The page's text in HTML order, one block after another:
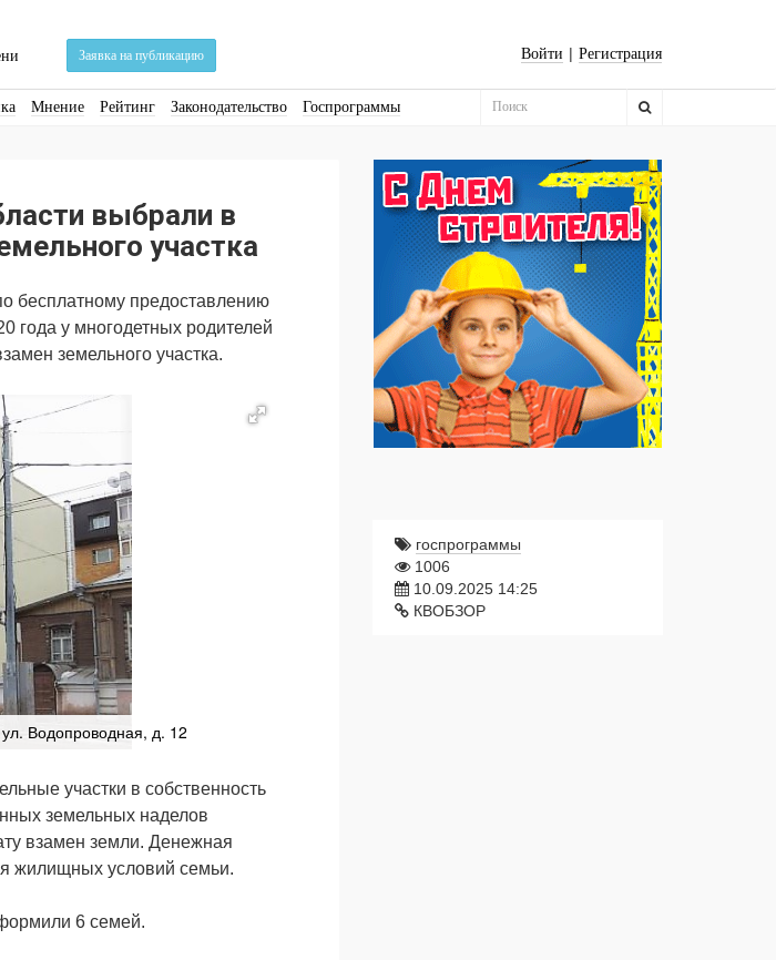
Заявка на публикацию Войти | Регистрация
Мнение Рейтинг Законодательство Госпрограммы
выбрали в
участка
бесплатному предоставлению
года у многодетных родителей
земельного участка.
Водопроводная, д. 12
участки в собственность
земельных наделов
взамен земли. Денежная
жилищных условий семьи.
6 семей.
госпрограммы
1006
10.09.2025 14:25
КВОБЗОР